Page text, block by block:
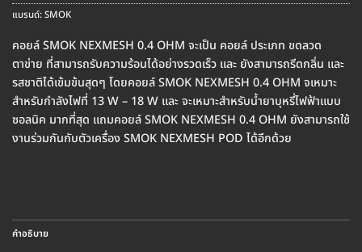
แบรนด์:SMOK
คอยล์ SMOK NEXMESH 0.4 OHM จะเป็น คอยล์ ประเภท ขดลวด
ตาข่าย ที่สามารถรับความร้อนได้อย่างรวดเร็ว และ ยังสามารถรีดกลิ่น และ
รสชาติได้เข้มข้นสุดๆ โดยคอยล์ SMOK NEXMESH 0.4 OHM จเหมาะ
สำหรับกำลังไฟที่ 13 W – 18 W และ จะเหมาะสำหรับน้ำยาบุหรี่ไฟฟ้าแบบ
ซอลนิค มากที่สุด แถมคอยล์ SMOK NEXMESH 0.4 OHM ยังสามารถใช้
งานร่วมกันกับตัวเครื่อง SMOK NEXMESH POD ได้อีกด้วย
คำอธิบาย